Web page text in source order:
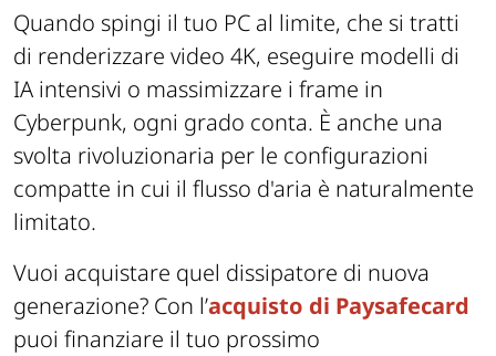
Quando spingi il tuo PC al limite, che si tratti
di renderizzare video 4K, eseguire modelli di
IA intensivi o massimizzare i frame in
Cyberpunk, ogni grado conta. È anche una
svolta rivoluzionaria per le configurazioni
compatte in cui il flusso d'aria è naturalmente
limitato.
Vuoi acquistare quel dissipatore di nuova
generazione? Con l’acquisto di Paysafecard
puoi finanziare il tuo prossimo